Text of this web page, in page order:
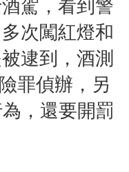
駕，看到警
次闖紅燈和
逮到，酒測
罪偵辦，另
，還要開罰